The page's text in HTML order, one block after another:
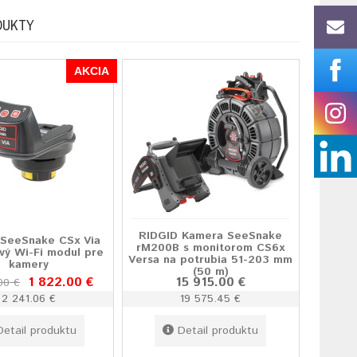
AKCIA
CSx Via
Wi-Fi modul pre
kamery
€ 1 822.00 €
2 241.06 €
produktu
RIDGID Kamera SeeSnake
rM200B s monitorom CS6x
Versa na potrubia 51-203 mm
(50 m)
15 915.00 €
19 575.45 €
Detail produktu